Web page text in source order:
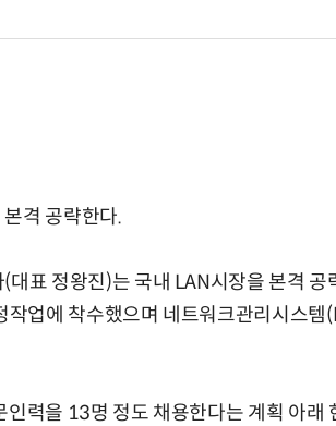
격 공략한다.
표 정왕진)는 국내 LAN시장을 본격 공
업에 착수했으며 네트워크관리시스템
력을 13명 정도 채용한다는 계획 아래